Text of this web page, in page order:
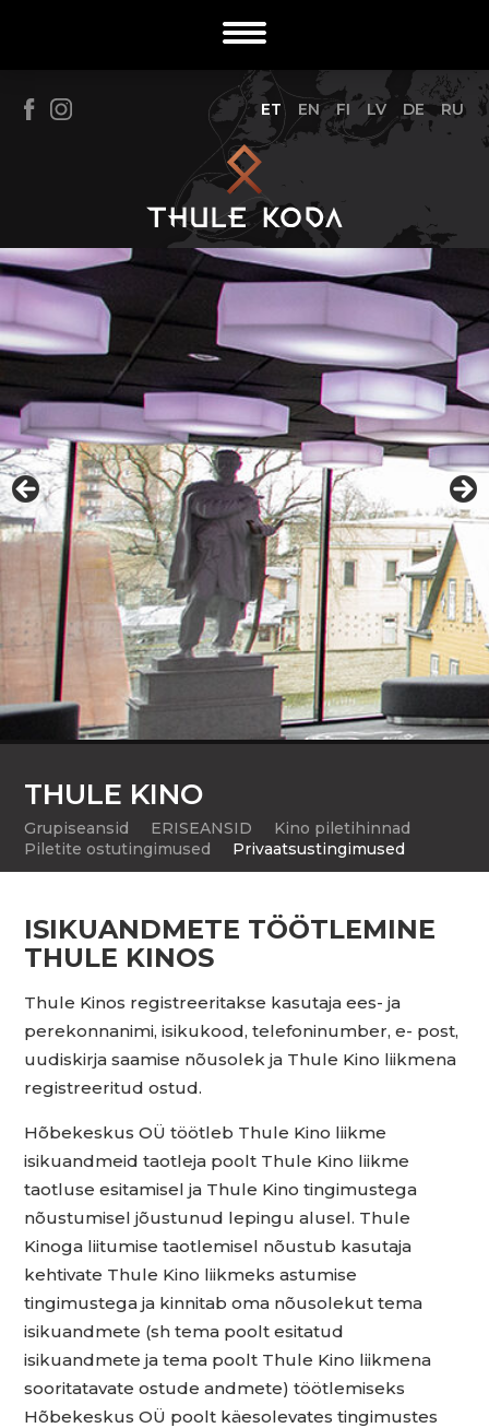
ET EN FI LV DE RU
THULE KINO
Grupiseansid ERISEANSID
Kino piletihinnad
Piletite ostutingimused
Privaatsustingimused
ISIKUANDMETE TÖÖTLEMINE
THULE KINOS
Thule Kinos registreeritakse kasutaja ees- ja
perekonnanimi, isikukood, telefoninumber, e- post,
uudiskirja saamise nõusolek ja Thule Kino liikmena
registreeritud ostud.
Hõbekeskus OÜ töötleb Thule Kino liikme
isikuandmeid taotleja poolt Thule Kino liikme
taotluse esitamisel ja Thule Kino tingimustega
nõustumisel jõustunud lepingu alusel. Thule
Kinoga liitumise taotlemisel nõustub kasutaja
kehtivate Thule Kino liikmeks astumise
tingimustega ja kinnitab oma nõusolekut tema
isikuandmete (sh tema poolt esitatud
isikuandmete ja tema poolt Thule Kino liikmena
sooritatavate ostude andmete) töötlemiseks
Hõbekeskus OÜ poolt käesolevates tingimustes